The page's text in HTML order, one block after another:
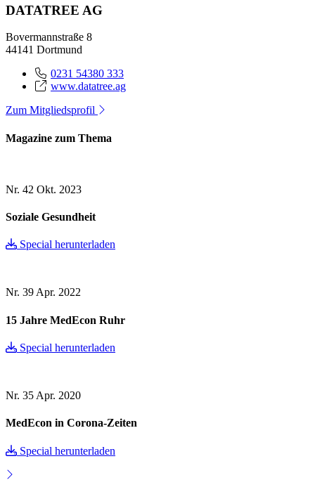
DATATREE AG
Bovermannstraße 8
44141 Dortmund
0231 54380 333
www.datatree.ag
Zum Mitgliedsprofil
Magazine zum Thema
Nr. 42 Okt. 2023
Soziale Gesundheit
Special herunterladen
Nr. 39Apr. 2022
15 Jahre MedEcon Ruhr
Special herunterladen
Nr. 35 Apr. 2020
MedEcon in Corona-Zeiten
Special herunterladen